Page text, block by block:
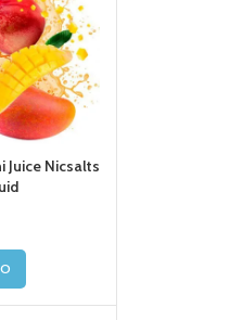
Juice Nicsalts